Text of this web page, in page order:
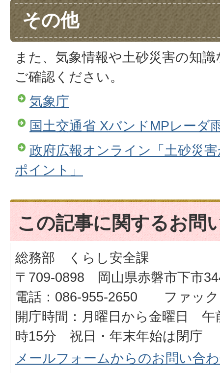
その他
また、気象情報や土砂災害の知
ご確認ください。
気象庁
国土交通省 XバンドMPレーダ
政府広報オンライン「土砂災
ポイント」
この記事に関するお問
総務部 くらし安全課
〒709-0898 岡山県赤磐市下市
電話：086-955-2650 ファック
開庁時間：月曜日から金曜日 午
時15分 祝日・年末年始は閉庁
メールフォームからのお問い合